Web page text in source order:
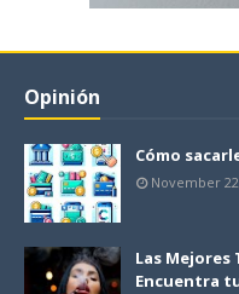
Opinión
Cómo
November
Las Mejores
Encuentra